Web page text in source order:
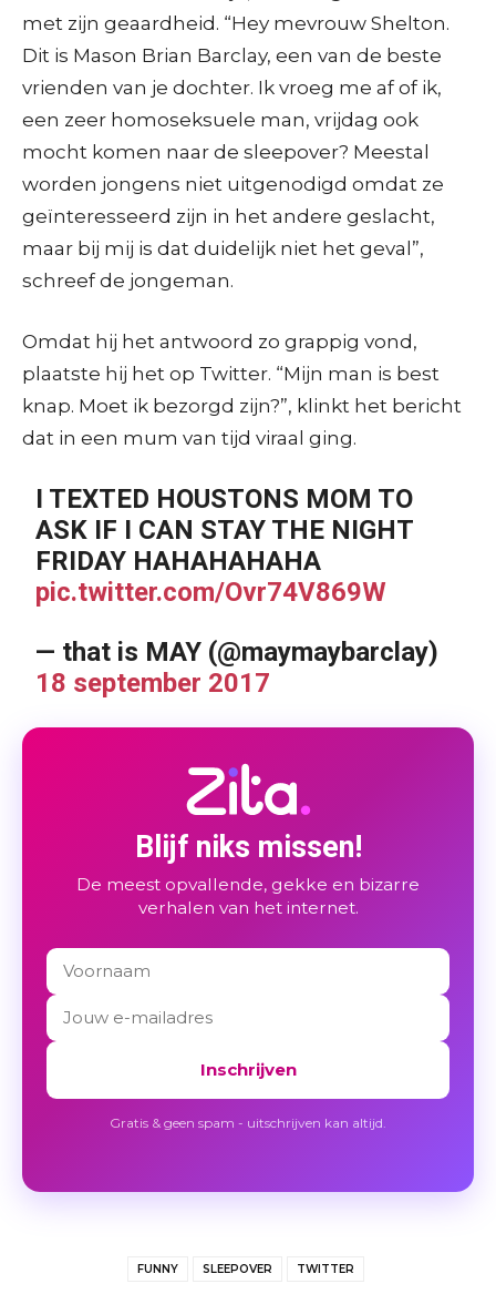
met zijn geaardheid. “Hey mevrouw Shelton.
Dit is Mason Brian Barclay, een van de beste
vrienden van je dochter. Ik vroeg me af of ik,
een zeer homoseksuele man, vrijdag ook
mocht komen naar de sleepover? Meestal
worden jongens niet uitgenodigd omdat ze
geïnteresseerd zijn in het andere geslacht,
maar bij mij is dat duidelijk niet het geval”,
schreef de jongeman.
Omdat hij het antwoord zo grappig vond,
plaatste hij het op Twitter. “Mijn man is best
knap. Moet ik bezorgd zijn?”, klinkt het bericht
dat in een mum van tijd viraal ging.
I TEXTED HOUSTONS MOM TO
ASK IF I CAN STAY THE NIGHT
FRIDAY HAHAHAHAHA
pic.twitter.com/Ovr74V869W
— that is MAY (@maymaybarclay)
18 september 2017
Blijf niks missen!
De meest opvallende, gekke en bizarre
verhalen van het internet.
Inschrijven
Gratis & geen spam - uitschrijven kan altijd.
FUNNY SLEEPOVER TWITTER